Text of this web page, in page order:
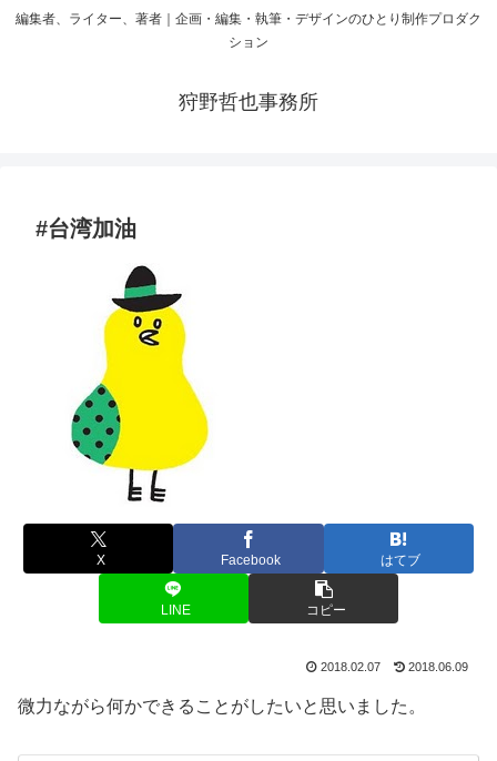
編集者、ライター、著者｜企画・編集・執筆・デザインのひとり制作プロダク
ション
狩野哲也事務所
#台湾加油
X Facebook はてブ
LINE コピー
2018.02.07 2018.06.09
微力ながら何かできることがしたいと思いました。